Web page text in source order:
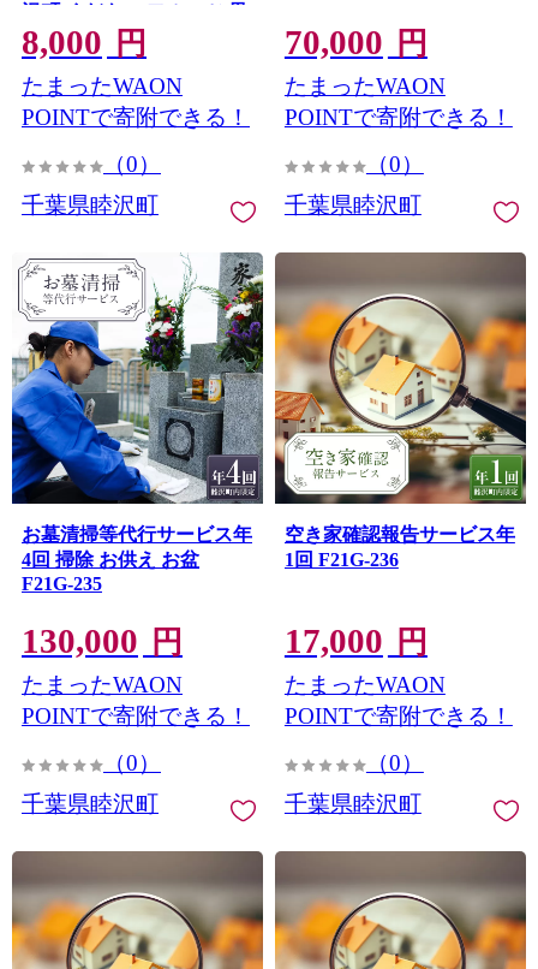
沢町 くだもの フルーツ 果
物 パン コンフィチュール
かき氷 ヨーグルト F21G-
269
8,000 円
たまったWAON
POINTで寄附できる！
（0）
千葉県睦沢町
70,000 円
たまったWAON
POINTで寄附できる！
（0）
千葉県睦沢町
お墓清掃等代行サービス年
4回 掃除 お供え お盆
F21G-235
130,000 円
たまったWAON
POINTで寄附できる！
（0）
千葉県睦沢町
空き家確認報告サービス年
1回 F21G-236
17,000 円
たまったWAON
POINTで寄附できる！
（0）
千葉県睦沢町